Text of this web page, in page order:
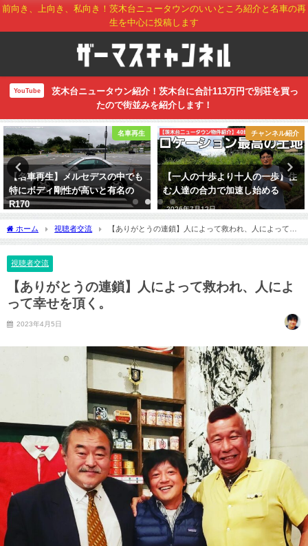
前向き、上向き、私向き！茨木台ニュータウンのいいところ紹介と名車の再
生を中心に投稿します
YouTube
茨木台ニュータウン紹介！茨木台に合計113万円で別荘を買っ
たので街並みを紹介します！
名車再生
【名車再生】メルセデスの中でも
特にボディ剛性が高いと有名の
R170
チャンネル紹介
【一人の十歩より十人の一歩】住
む人達の合力で加速し始める
2026年7月12日
ホーム 視聴者交流
【ありがとうの連鎖】人によって救われ、人によって幸
せを頂く。
視聴者交流
【ありがとうの連鎖】人によって救われ、人によ
って幸せを頂く。
2023年4月5日